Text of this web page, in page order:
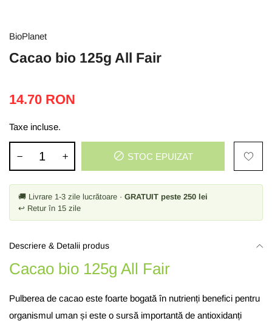
BioPlanet
Cacao bio 125g All Fair
14.70 RON
Taxe incluse.
STOC EPUIZAT
🚚 Livrare 1-3 zile lucrătoare · GRATUIT peste 250 lei
↩ Retur în 15 zile
Descriere & Detalii produs
Cacao bio 125g All Fair
Pulberea de cacao este foarte bogată în nutrienți benefici pentru
organismul uman și este o sursă importantă de antioxidanți